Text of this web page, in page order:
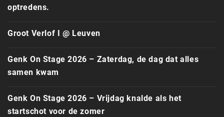
optredens.
Groot Verlof I @ Leuven
Genk On Stage 2026 – Zaterdag, de dag dat alles
samen kwam
Genk On Stage 2026 – Vrijdag knalde als het
startschot voor de zomer